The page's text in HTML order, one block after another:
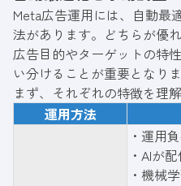
Meta広告運用には、自動最
法があります。どちらが優
広告目的やターゲットの特
い分けることが重要となりま
まず、それぞれの特徴を理
運用方法
・運用
・AIが
・機械